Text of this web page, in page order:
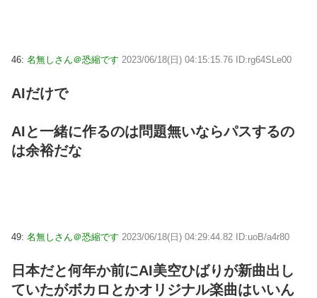
46: 名無しさん＠恐縮です 2023/06/18(日) 04:15:15.76 ID:rg64SLe00
AIだけで
AIと一緒に作るのは問題無いならパスするの
は余裕だな
49: 名無しさん＠恐縮です 2023/06/18(日) 04:29:44.82 ID:uoB/a4r80
日本だと何年か前にAI美空ひばりが新曲出し
ていたがボカロとかオリジナル楽曲はいいん